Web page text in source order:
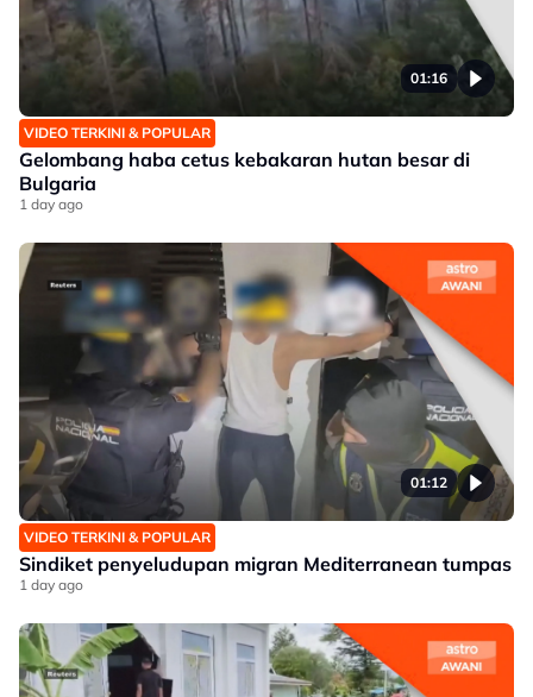
01:16
VIDEO TERKINI & POPULAR
Gelombang haba cetus kebakaran hutan besar di
Bulgaria
1 day ago
01:12
VIDEO TERKINI & POPULAR
Sindiket penyeludupan migran Mediterranean tumpas
1 day ago